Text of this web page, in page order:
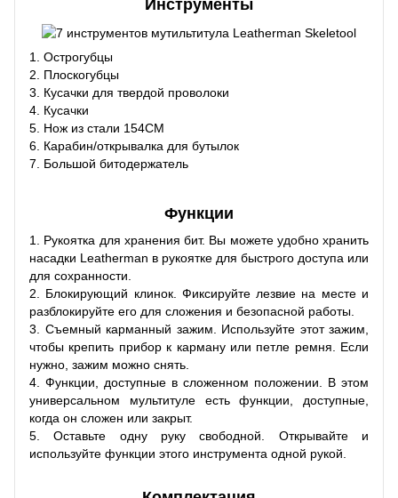
Инструменты
1. Острогубцы
2. Плоскогубцы
3. Кусачки для твердой проволоки
4. Кусачки
5. Нож из стали 154CM
6. Карабин/открывалка для бутылок
7. Большой битодержатель
Функции
1. Рукоятка для хранения бит. Вы можете удобно хранить
насадки Leatherman в рукоятке для быстрого доступа или
для сохранности.
2. Блокирующий клинок. Фиксируйте лезвие на месте и
разблокируйте его для сложения и безопасной работы.
3. Съемный карманный зажим. Используйте этот зажим,
чтобы крепить прибор к карману или петле ремня. Если
нужно, зажим можно снять.
4. Функции, доступные в сложенном положении. В этом
универсальном мультитуле есть функции, доступные,
когда он сложен или закрыт.
5. Оставьте одну руку свободной. Открывайте и
используйте функции этого инструмента одной рукой.